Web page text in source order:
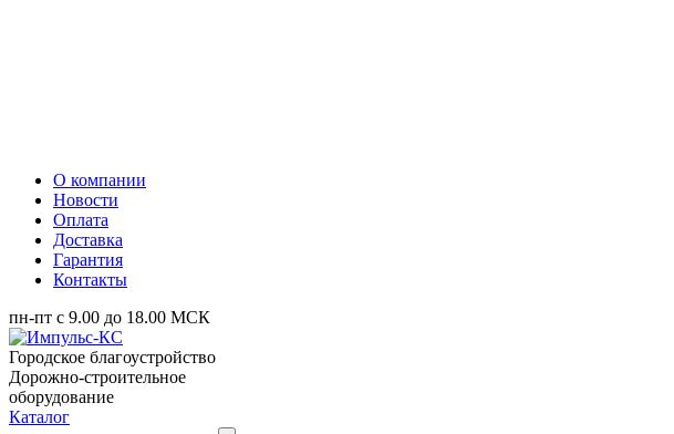
О компании
Новости
Оплата
Доставка
Гарантия
Контакты
пн-пт с 9.00 до 18.00 МСК
Городское благоустройство
Дорожно-строительное
оборудование
Каталог